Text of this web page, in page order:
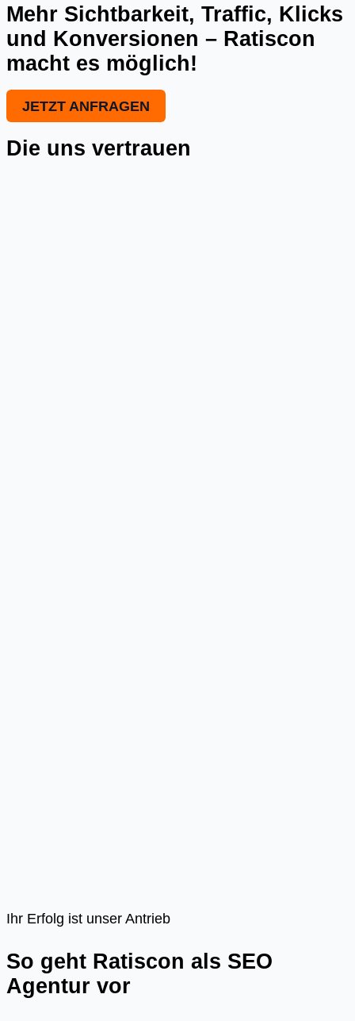
Mehr Sichtbarkeit, Traffic, Klicks
und Konversionen – Ratiscon
macht es möglich!
JETZT ANFRAGEN
Die uns vertrauen
Ihr Erfolg ist unser Antrieb
So geht Ratiscon als SEO
Agentur vor